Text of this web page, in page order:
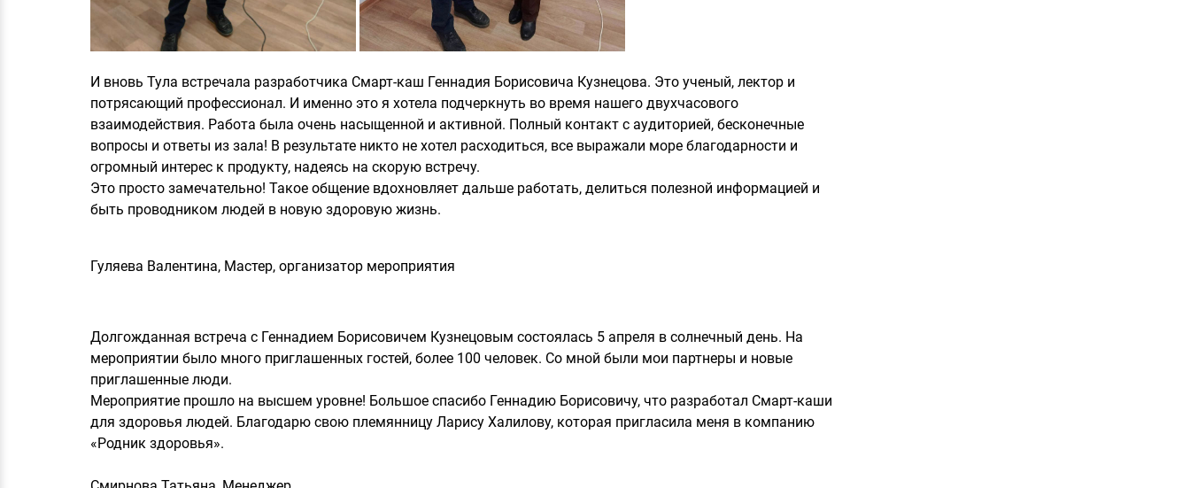
И вновь Тула встречала разработчика Смарт-каш Геннадия Борисовича Кузнецова. Это ученый, лектор и
потрясающий профессионал. И именно это я хотела подчеркнуть во время нашего двухчасового
взаимодействия. Работа была очень насыщенной и активной. Полный контакт с аудиторией, бесконечные
вопросы и ответы из зала! В результате никто не хотел расходиться, все выражали море благодарности и
огромный интерес к продукту, надеясь на скорую встречу.
Это просто замечательно! Такое общение вдохновляет дальше работать, делиться полезной информацией и
быть проводником людей в новую здоровую жизнь.
Гуляева Валентина, Мастер, организатор мероприятия
Долгожданная встреча с Геннадием Борисовичем Кузнецовым состоялась 5 апреля в солнечный день. На
мероприятии было много приглашенных гостей, более 100 человек. Со мной были мои партнеры и новые
приглашенные люди.
Мероприятие прошло на высшем уровне! Большое спасибо Геннадию Борисовичу, что разработал Смарт-каши
для здоровья людей. Благодарю свою племянницу Ларису Халилову, которая пригласила меня в компанию
«Родник здоровья».